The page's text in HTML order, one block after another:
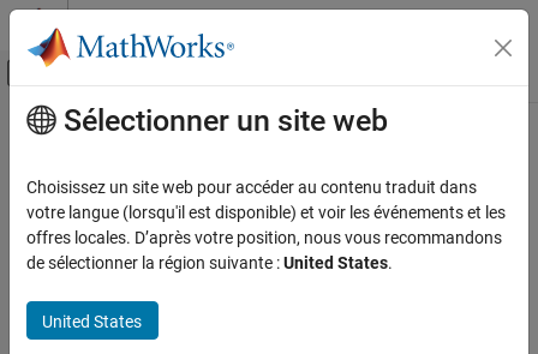
Passer au contenu
Activer/désactiver l'affichage du menu
Accueil de la documentation
Contenu principal
How useful was this information?
Sélectionner un site web
Choisissez un site web pour accéder au contenu traduit dans
votre langue (lorsqu'il est disponible) et voir les événements et les
offres locales. D’après votre position, nous vous recommandons
de sélectionner la région suivante :United States.
United States